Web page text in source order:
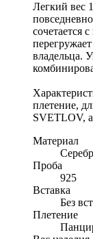
Легкий вес
сочетается
владельца.
плетение,
SVETLOV,
Материал
Проба
925
Вставка
Без
Плетение